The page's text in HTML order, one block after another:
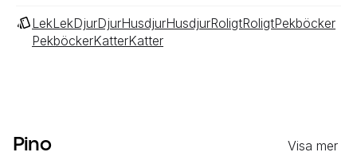
LekLekDjurDjurHusdjurHusdjurRoligtRoligtPekböcker
PekböckerKatterKatter
Pino Visa mer